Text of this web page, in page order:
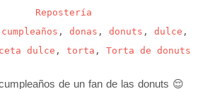
Repostería
cumpleaños , donas , donuts , dulce ,
dulce , torta , Torta de donuts
de un fan de las donuts 😌